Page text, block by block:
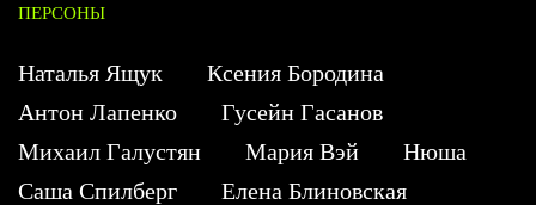
ПЕРСОНЫ
Наталья Ящук
Ксения Бородина
Антон Лапенко
Гусейн Гасанов
Михаил Галустян
Мария Вэй
Нюша
Саша Спилберг
Елена Блиновская